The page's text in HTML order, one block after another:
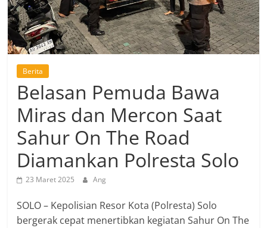
Berita
Belasan Pemuda Bawa
Miras dan Mercon Saat
Sahur On The Road
Diamankan Polresta Solo
23 Maret 2025 Ang
SOLO – Kepolisian Resor Kota (Polresta) Solo
bergerak cepat menertibkan kegiatan Sahur On The